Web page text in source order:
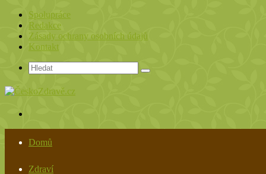
Spolupráce
Redakce
Zásady ochrany osobních údajů
Kontakt
Hledat
Domů
Zdraví